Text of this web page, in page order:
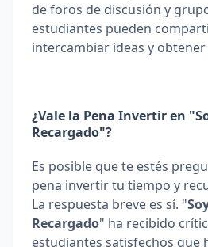
de foros de discusión y
estudiantes pueden
intercambiar ideas y
¿Vale la Pena Invertir en
Recargado"?
Es posible que te estés
pena invertir tu tiempo y
La respuesta breve es sí. "
Recargado" ha recibido
estudiantes satisfechos que